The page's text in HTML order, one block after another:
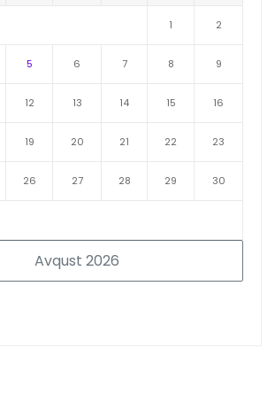
Avqust 2026
1 2
5 6 7 8 9
12 13 14 15 16
19 20 21 22 23
26 27 28 29 30